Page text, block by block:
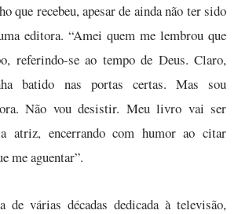
que recebeu, apesar de ainda não ter sido
editora. “Amei quem me lembrou que
referindo-se ao tempo de Deus. Claro,
batido nas portas certas. Mas sou
Não vou desistir. Meu livro vai ser
atriz, encerrando com humor ao citar
me aguentar”.
de várias décadas dedicada à televisão,